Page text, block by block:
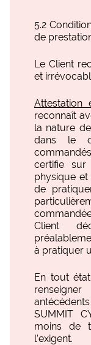
5.2
de
Le Client
et
Attestation
reconnaît
la nature
dans le
certifie sur
physique
de
Client
à pratiquer
En tout
SUMMIT
moins de
l’exigent.